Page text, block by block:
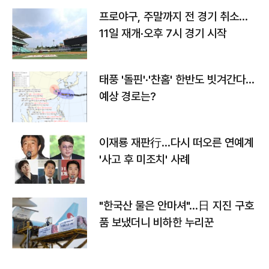
프로야구, 주말까지 전 경기 취소…
11일 재개·오후 7시 경기 시작
태풍 '돌핀'·'찬홈' 한반도 빗겨간다…
예상 경로는?
이재룡 재판行…다시 떠오른 연예계
'사고 후 미조치' 사례
"한국산 물은 안마셔"…日 지진 구호
품 보냈더니 비하한 누리꾼